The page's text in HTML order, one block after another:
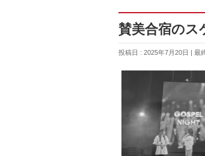
賛美合宿のス
投稿日 : 2025年7月20日 最